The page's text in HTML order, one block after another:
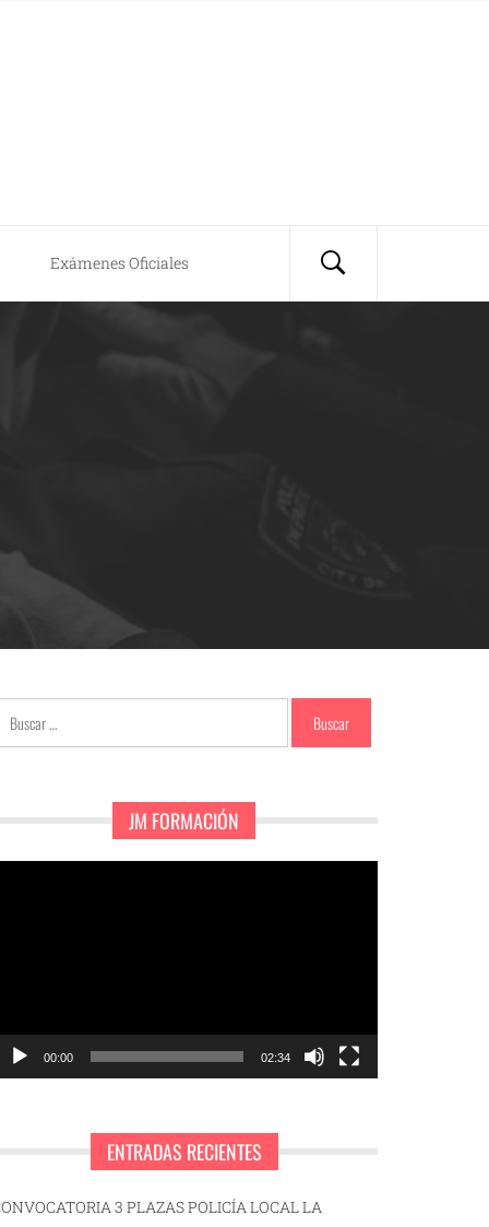
Exámenes Oficiales
Buscar:
JM FORMACIÓN
00:00 02:34
ENTRADAS RECIENTES
3 PLAZAS POLICÍA LOCAL LA